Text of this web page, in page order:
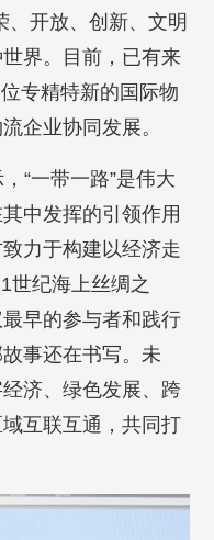
、开放、创新、文明
界。目前，已有来
专精特新的国际物
企业协同发展。
“一带一路”是伟大
中发挥的引领作用
力于构建以经济走
世纪海上丝绸之
最早的参与者和践行
事还在书写。未
济、绿色发展、跨
互联互通，共同打